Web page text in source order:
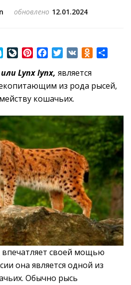
обновлено 12.01.2024
SkypeLiveJournal
PinterestFacebookTwitter
VK
Lynx lynx, является
из рода рысей,
кошачьих.
впечатляет своей мощью
она является одной из
Обычно рысь